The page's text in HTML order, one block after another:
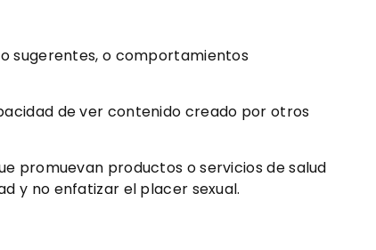
sugerentes, o comportamientos
de ver contenido creado por otros
promuevan productos o servicios de salud
y no enfatizar el placer sexual.